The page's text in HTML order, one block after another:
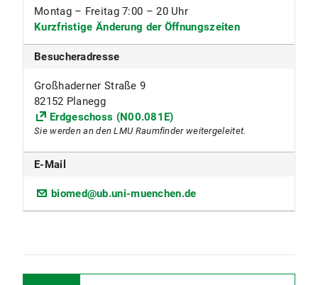
Montag – Freitag 7:00 – 20 Uhr
Kurzfristige Änderung der Öffnungszeiten
Besucheradresse
Großhaderner Straße 9
82152 Planegg
Erdgeschoss (N00.081E)
Sie werden an den LMU Raumfinder weitergeleitet.
E-Mail
biomed@ub.uni-muenchen.de